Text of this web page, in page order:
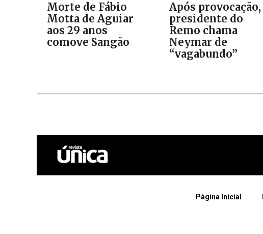
Morte de Fábio
Motta de Aguiar
aos 29 anos
comove Sangão
Após provocação,
presidente do
Remo chama
Neymar de
“vagabundo”
Página Inicial